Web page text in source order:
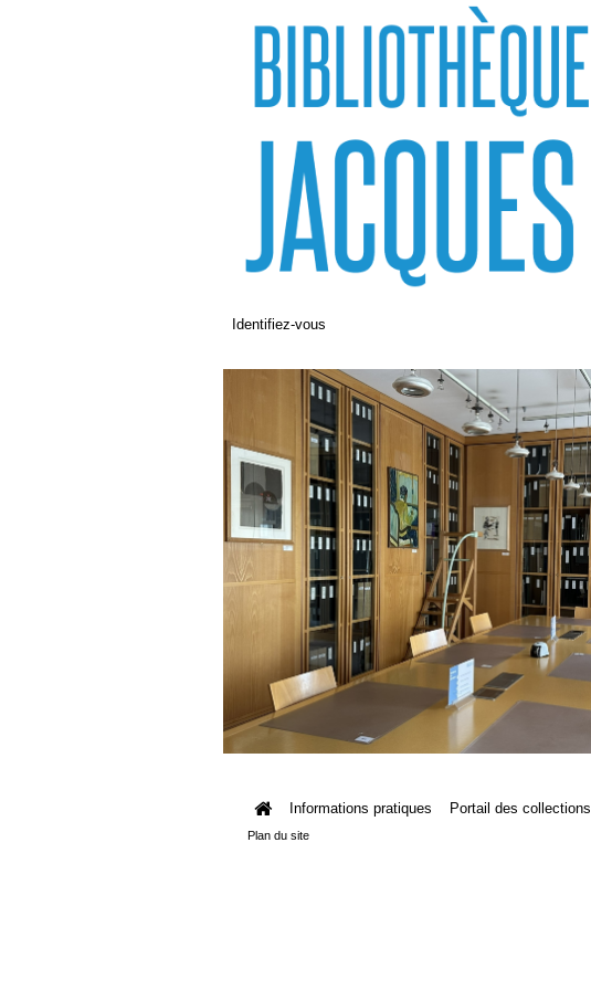
Identifiez-vous
Informations pratiques Portail des collections
Plan du site